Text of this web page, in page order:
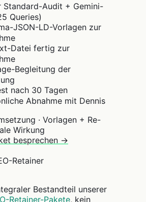
Standard-Audit + Gemini-
Queries)
JSON-LD-Vorlagen zur
Datei fertig zur
Begleitung der
nach 30 Tagen
Abnahme mit Dennis
· Vorlagen + Re-
Wirkung
besprechen →
Retainer
Bestandteil unserer
Retainer-Pakete, kein